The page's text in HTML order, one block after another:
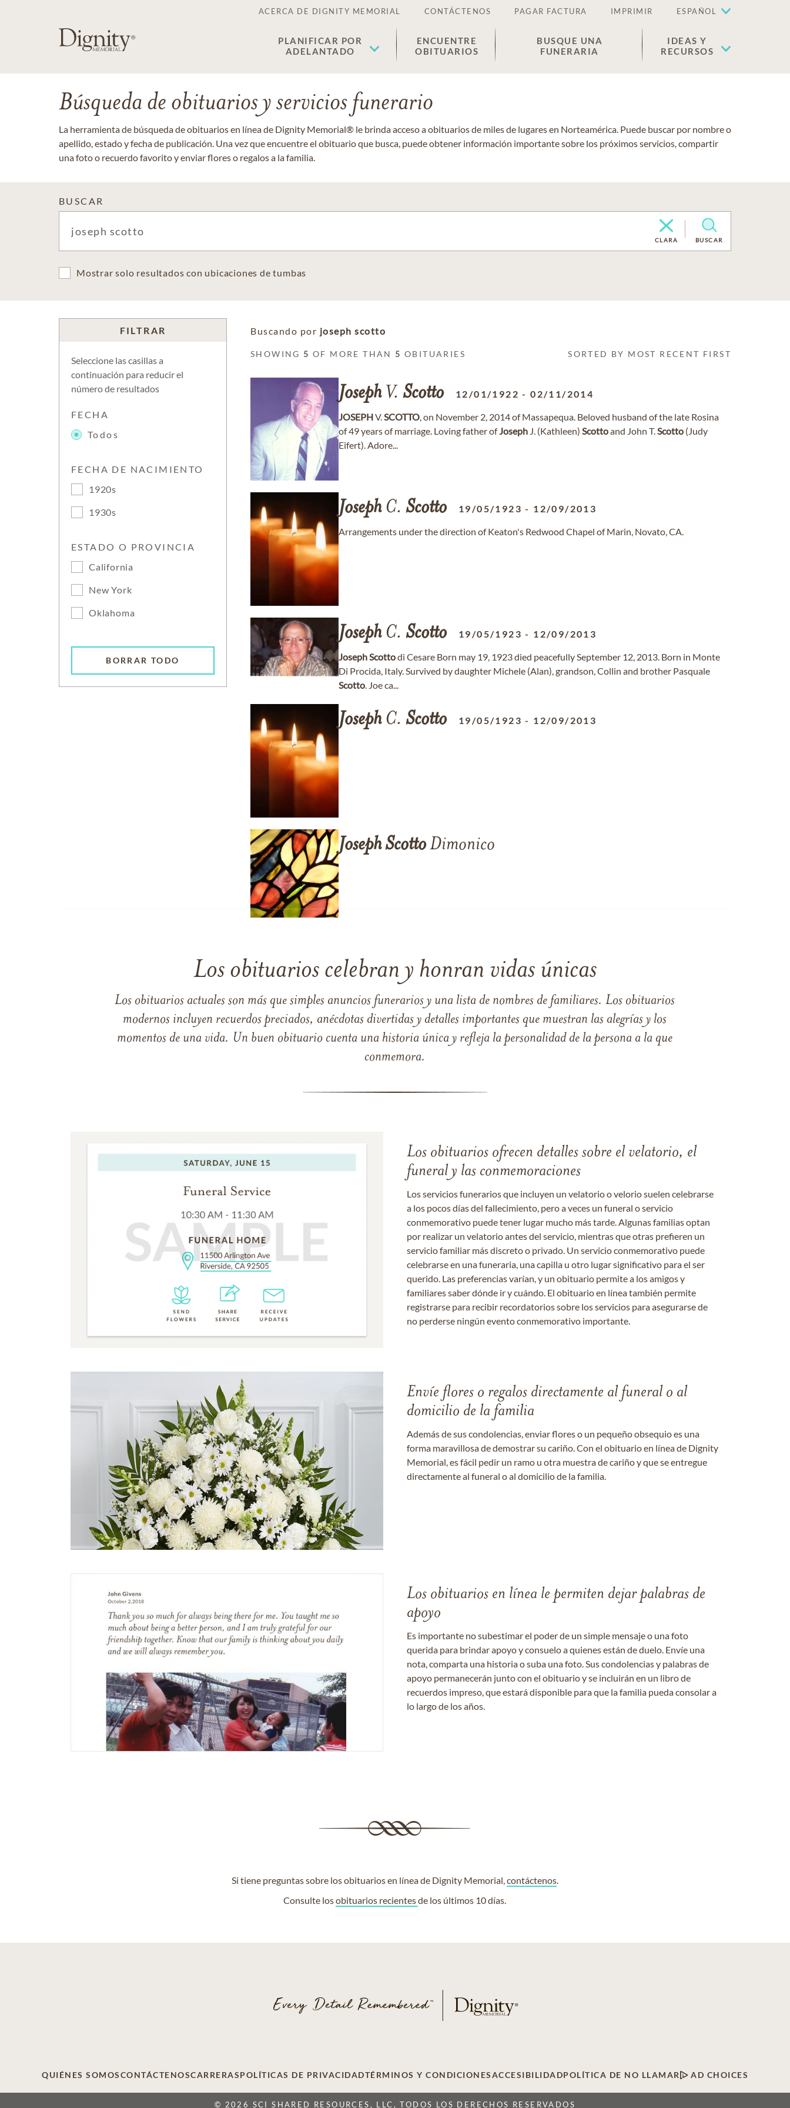
ACERCA DE DIGNITY MEMORIAL CONTÁCTENOS PAGAR FACTURA IMPRIMIR ESPAÑOL
PLANIFICAR POR
ADELANTADO
ENCUENTRE
OBITUARIOS
BUSQUE UNA
FUNERARIA
IDEAS Y
RECURSOS
Búsqueda de obituarios y servicios funerario
La herramienta de búsqueda de obituarios en línea de Dignity Memorial® le brinda acceso a obituarios de miles de lugares en Norteamérica. Puede buscar por nombre o
apellido, estado y fecha de publicación. Una vez que encuentre el obituario que busca, puede obtener información importante sobre los próximos servicios, compartir
una foto o recuerdo favorito y enviar flores o regalos a la familia.
BUSCAR
CLARA BUSCAR
Mostrar solo resultados con ubicaciones de tumbas
FILTRAR
Seleccione las casillas a
continuación para reducir el
número de resultados
FECHA
Todos
FECHA DE NACIMIENTO
1920s
1930s
ESTADO O PROVINCIA
California
New York
Oklahoma
BORRAR TODO
Buscando por joseph scotto
SHOWING 5 OF MORE THAN 5 OBITUARIES SORTED BY MOST RECENT FIRST
JosephV. Scotto 12/01/1922 -02/11/2014
JOSEPHV.SCOTTO, on November 2, 2014 of Massapequa. Beloved husband of the late Rosina
of 49 years of marriage. Loving father ofJoseph J. (Kathleen) Scottoand John T.Scotto (Judy
Eifert). Adore...
JosephC. Scotto 19/05/1923 - 12/09/2013
Arrangements under the direction of Keaton's Redwood Chapel of Marin, Novato, CA.
JosephC. Scotto 19/05/1923 - 12/09/2013
JosephScottodi Cesare Born may 19, 1923 died peacefully September 12, 2013. Born in Monte
Di Procida, Italy. Survived by daughter Michele (Alan), grandson, Collin and brother Pasquale
Scotto. Joe ca...
JosephC. Scotto 19/05/1923 - 12/09/2013
JosephScottoDimonico
Los obituarios celebran y honran vidas únicas
Los obituarios actuales son más que simples anuncios funerarios y una lista de nombres de familiares. Los obituarios
modernos incluyen recuerdos preciados, anécdotas divertidas y detalles importantes que muestran las alegrías y los
momentos de una vida. Un buen obituario cuenta una historia única y refleja la personalidad de la persona a la que
conmemora.
Los obituarios ofrecen detalles sobre el velatorio, el
funeral y las conmemoraciones
Los servicios funerarios que incluyen un velatorio o velorio suelen celebrarse
a los pocos días del fallecimiento, pero a veces un funeral o servicio
conmemorativo puede tener lugar mucho más tarde. Algunas familias optan
por realizar un velatorio antes del servicio, mientras que otras prefieren un
servicio familiar más discreto o privado. Un servicio conmemorativo puede
celebrarse en una funeraria, una capilla u otro lugar significativo para el ser
querido. Las preferencias varían, y un obituario permite a los amigos y
familiares saber dónde ir y cuándo. El obituario en línea también permite
registrarse para recibir recordatorios sobre los servicios para asegurarse de
no perderse ningún evento conmemorativo importante.
Envíe flores o regalos directamente al funeral o al
domicilio de la familia
Además de sus condolencias, enviar flores o un pequeño obsequio es una
forma maravillosa de demostrar su cariño. Con el obituario en línea de Dignity
Memorial, es fácil pedir un ramo u otra muestra de cariño y que se entregue
directamente al funeral o al domicilio de la familia.
Los obituarios en línea le permiten dejar palabras de
apoyo
Es importante no subestimar el poder de un simple mensaje o una foto
querida para brindar apoyo y consuelo a quienes están de duelo. Envíe una
nota, comparta una historia o suba una foto. Sus condolencias y palabras de
apoyo permanecerán junto con el obituario y se incluirán en un libro de
recuerdos impreso, que estará disponible para que la familia pueda consolar a
lo largo de los años.
Si tiene preguntas sobre los obituarios en línea de Dignity Memorial,contáctenos.
Consulte losobituarios recientesde los últimos 10 días.
QUIÉNES SOMOSCONTÁCTENOSCARRERASPOLÍTICAS DE PRIVACIDADTÉRMINOS Y CONDICIONESACCESIBILIDADPOLÍTICA DE NO LLAMAR AD CHOICES
© 2026 SCI SHARED RESOURCES, LLC, TODOS LOS DERECHOS RESERVADOS